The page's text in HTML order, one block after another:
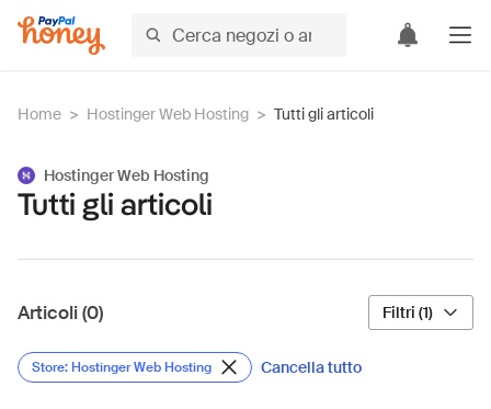
Home > Hostinger Web Hosting > Tutti gli articoli
Hostinger Web Hosting
Tutti gli articoli
Articoli (0) Filtri (1)
Store: Hostinger Web Hosting Cancella tutto